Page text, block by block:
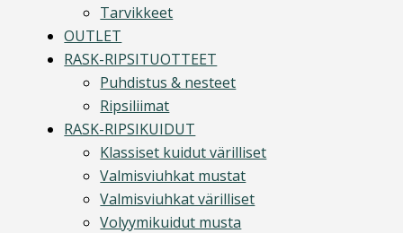
Tarvikkeet
OUTLET
RASK-RIPSITUOTTEET
Puhdistus & nesteet
Ripsiliimat
RASK-RIPSIKUIDUT
Klassiset kuidut värilliset
Valmisviuhkat mustat
Valmisviuhkat värilliset
Volyymikuidut musta